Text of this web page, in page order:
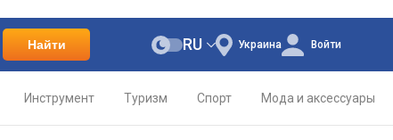
Найти Украина
RU Войти
Инструмент Туризм Спорт Мода и аксессуары